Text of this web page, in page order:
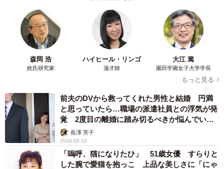
森岡 浩
姓氏研究家
ハイヒール・リンゴ
漫才師
大江 篤
園田学園女子大学学長
もっと見る
前夫のDVから救ってくれた男性と結婚 円満
と思っていたら…職場の派遣社員との浮気が発
覚 2度目の離婚に踏み切るべきか悩んでいま
す【夫婦関係修復カウンセラーが解説】
長澤 芳子
2026.08.10
「嗚呼、猫になりたひ」 51歳女優 すらりと
した腕で愛猫を抱っこ 上品な美しさに「にゃ